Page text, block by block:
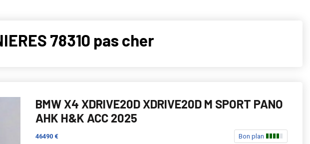
78310 pas cher
BMW X4 XDRIVE20D XDRIVE20D M SPORT PANO
AHK H&K ACC 2025
46490 € Bon plan